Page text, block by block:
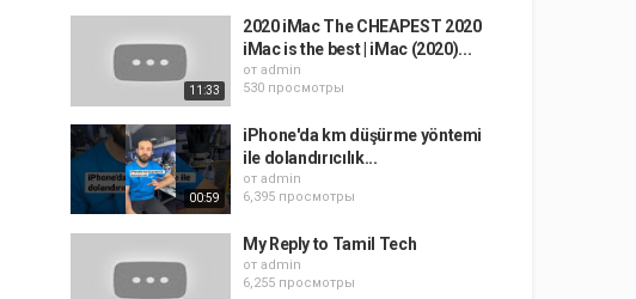
11:33
2020 iMac The CHEAPEST 2020
iMac is the best | iMac (2020)...
от admin
530 просмотры
00:59
iPhone'da km düşürme yöntemi
ile dolandırıcılık...
от admin
6,395 просмотры
My Reply to Tamil Tech
от admin
6,255 просмотры